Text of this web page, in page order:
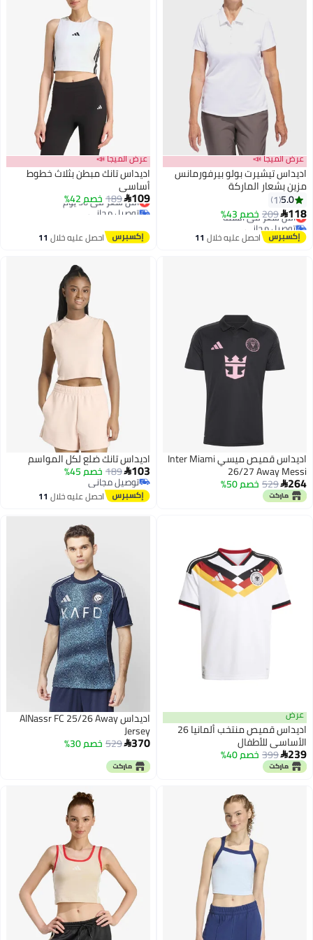
عرض الميجا 📣
اديداس تيشيرت بولو بيرفورمانس
مزين بشعار الماركة
5.0
1
118
209 خصم 43%
أقل سعر في السنة
توصيل مجاني
أقل سعر في السنة
احصل عليه خلال 11
اغسطس
عرض الميجا 📣
اديداس تانك مبطن بثلاث خطوط
أساسي
109
189 خصم 42%
أقل سعر في 30 يوم
توصيل مجاني
أقل سعر في 30 يوم
احصل عليه خلال 11
اغسطس
اديداس قميص ميسي Inter Miami
26/27 Away Messi
264
529 خصم 50%
3
اديداس تانك ضلع لكل المواسم
103
189 خصم 45%
توصيل مجاني
توصيل مجانياحصل عليه خلال 11
عرض
اديداس قميص منتخب ألمانيا 26
الأساسي للأطفال
239
399 خصم 40%
اديداس AlNassr FC 25/26 Away
Jersey
370
529 خصم 30%